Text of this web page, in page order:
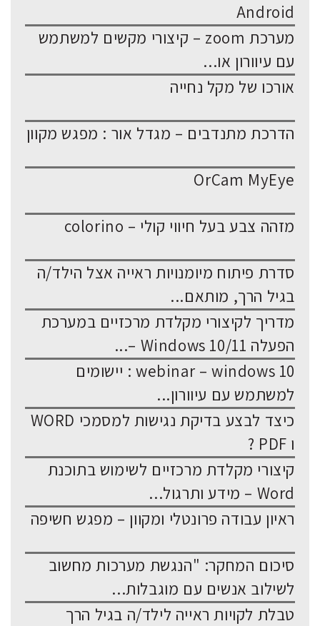
Android
מערכת zoom – קיצורי מקשים למשתמש
עם עיוורון או...
אורכו של מקל נחייה
הדרכת מתנדבים – מגדל אור : מפגש מקוון
OrCam MyEye
מזהה צבע בעל חיווי קולי – colorino
סדרת פיתוח מיומנויות ראייה אצל הילד/ה
בגיל הרך, מותאם...
מדריך לקיצורי מקלדת מרכזיים במערכת
הפעלה Windows 10/11 –...
webinar – windows 10 : יישומים
למשתמש עם עיוורון...
כיצד לבצע בדיקת נגישות למסמכי WORD
ו PDF ?
קיצורי מקלדת מרכזיים לשימוש בתוכנת
Word – מידע ותרגול...
ראיון עבודה פרונטלי ומקוון – מפגש חשיפה
סיכום המחקר: "הנגשת מערכות מחשוב
לשילוב אנשים עם מוגבלות...
טבלת לקויות ראייה לילד/ה בגיל הרך